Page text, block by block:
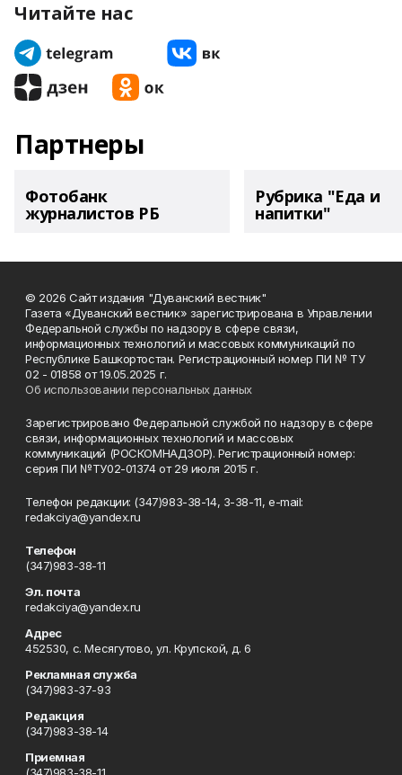
Читайте нас
Партнеры
Фотобанк
журналистов РБ
Рубрика "Еда и
напитки"
© 2026 Сайт издания "Дуванский вестник"
Газета «Дуванский вестник» зарегистрирована в Управлении
Федеральной службы по надзору в сфере связи,
информационных технологий и массовых коммуникаций по
Республике Башкортостан. Регистрационный номер ПИ № ТУ
02 - 01858 от 19.05.2025 г.
Об использовании персональных данных
Зарегистрировано Федеральной службой по надзору в сфере
связи, информационных технологий и массовых
коммуникаций (РОСКОМНАДЗОР). Регистрационный номер:
серия ПИ №ТУ02-01374 от 29 июля 2015 г.
Телефон редакции: (347)983-38-14, 3-38-11, e-mail:
redakciya@yandex.ru
Телефон
(347)983-38-11
Эл. почта
redakciya@yandex.ru
Адрес
452530, с. Месягутово, ул. Крупской, д. 6
Рекламная служба
(347)983-37-93
Редакция
(347)983-38-14
Приемная